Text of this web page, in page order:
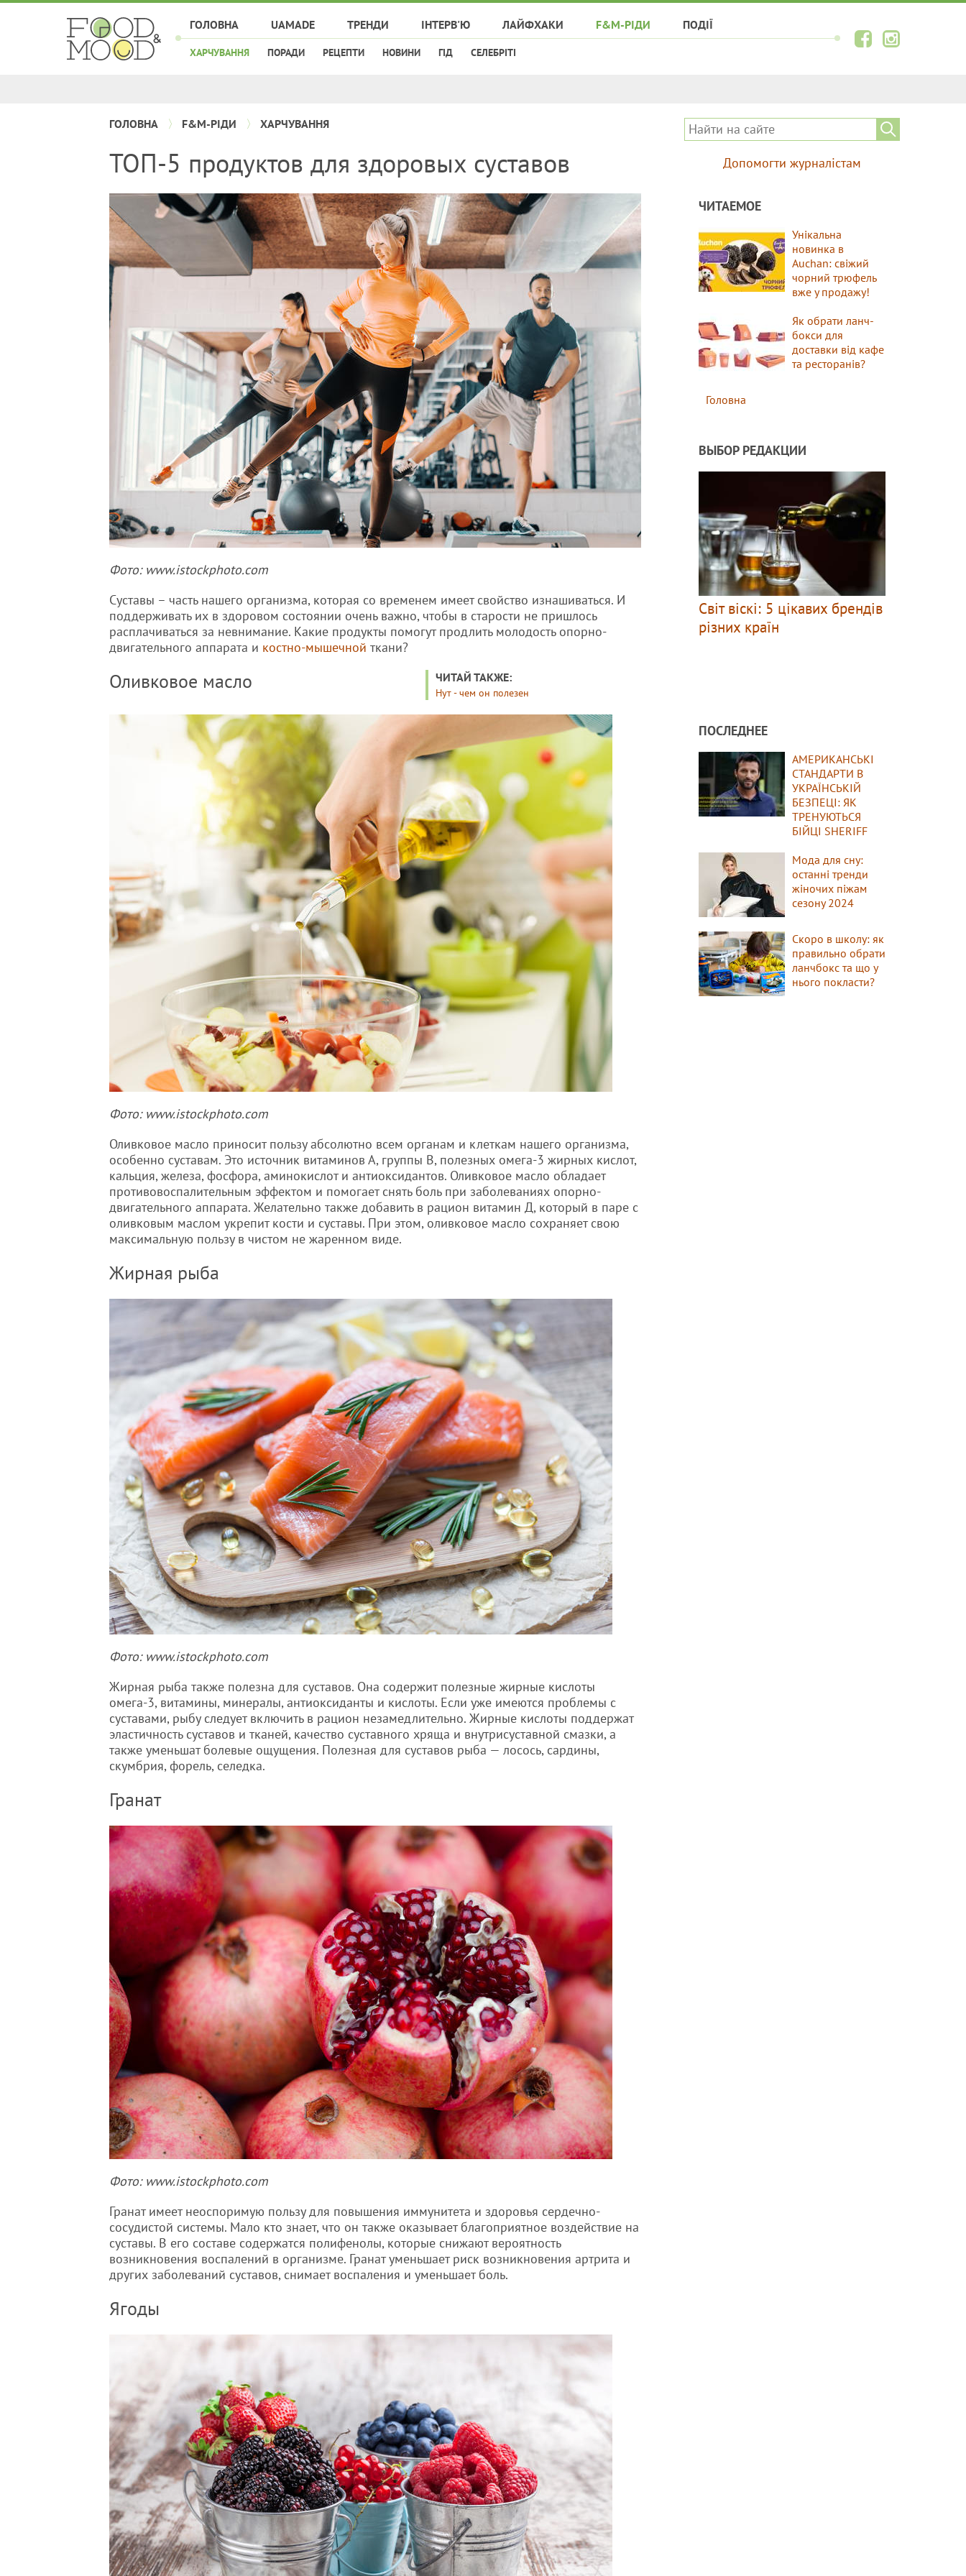
ГОЛОВНА UAMADE ТРЕНДИ ІНТЕРВ'Ю ЛАЙФХАКИ F&M-РІДИ
ХАРЧУВАННЯ ПОРАДИ РЕЦЕПТИ НОВИНИ ГІД СЕЛЕБРІТІ
ПОДІЇ
ГОЛОВНА F&M-РІДИ ХАРЧУВАННЯ
ТОП-5 продуктов для здоровых суставов
Фото: www.istockphoto.com
Суставы – часть нашего организма, которая со временем имеет свойство изнашиваться. И
поддерживать их в здоровом состоянии очень важно, чтобы в старости не пришлось
расплачиваться за невнимание. Какие продукты помогут продлить молодость опорно-
двигательного аппарата и костно-мышечной ткани?
ЧИТАЙ ТАКЖЕ:
Нут - чем он полезен
Оливковое масло
Фото: www.istockphoto.com
Оливковое масло приносит пользу абсолютно всем органам и клеткам нашего организма,
особенно суставам. Это источник витаминов А, группы В, полезных омега-3 жирных кислот,
кальция, железа, фосфора, аминокислот и антиоксидантов. Оливковое масло обладает
противовоспалительным эффектом и помогает снять боль при заболеваниях опорно-
двигательного аппарата. Желательно также добавить в рацион витамин Д, который в паре с
оливковым маслом укрепит кости и суставы. При этом, оливковое масло сохраняет свою
максимальную пользу в чистом не жаренном виде.
Жирная рыба
Фото: www.istockphoto.com
Жирная рыба также полезна для суставов. Она содержит полезные жирные кислоты
омега-3, витамины, минералы, антиоксиданты и кислоты. Если уже имеются проблемы с
суставами, рыбу следует включить в рацион незамедлительно. Жирные кислоты поддержат
эластичность суставов и тканей, качество суставного хряща и внутрисуставной смазки, а
также уменьшат болевые ощущения. Полезная для суставов рыба — лосось, сардины,
скумбрия, форель, селедка.
Гранат
Фото: www.istockphoto.com
Гранат имеет неоспоримую пользу для повышения иммунитета и здоровья сердечно-
сосудистой системы. Мало кто знает, что он также оказывает благоприятное воздействие на
суставы. В его составе содержатся полифенолы, которые снижают вероятность
возникновения воспалений в организме. Гранат уменьшает риск возникновения артрита и
других заболеваний суставов, снимает воспаления и уменьшает боль.
Ягоды
Допомогти журналістам
ЧИТАЕМОЕ
Унікальна
новинка в
Auchan: свіжий
чорний трюфель
вже у продажу!
Як обрати ланч-
бокси для
доставки від кафе
та ресторанів?
Головна
ВЫБОР РЕДАКЦИИ
Світ віскі: 5 цікавих брендів
різних країн
ПОСЛЕДНЕЕ
АМЕРИКАНСЬКІ
СТАНДАРТИ В
УКРАЇНСЬКІЙ
БЕЗПЕЦІ: ЯК
ТРЕНУЮТЬСЯ
БІЙЦІ SHERIFF
Мода для сну:
останні тренди
жіночих піжам
сезону 2024
Скоро в школу: як
правильно обрати
ланчбокс та що у
нього покласти?